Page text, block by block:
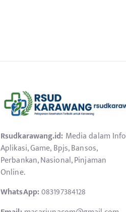
Rsudkarawang.id: Media dalam Info
Aplikasi, Game, Bpjs, Bansos,
Perbankan, Nasional, Pinjaman
Online.
WhatsApp:083197384128